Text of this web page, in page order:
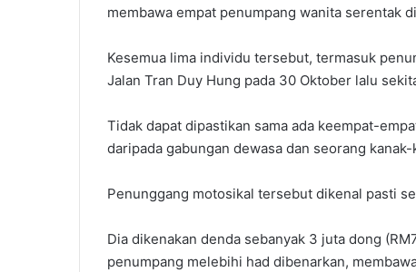
membawa empat penumpang wanita serentak
Kesemua lima individu tersebut, termasuk
Jalan Tran Duy Hung pada 30 Oktober lalu
Tidak dapat dipastikan sama ada keempat-
daripada gabungan dewasa dan seorang kanak-
Penunggang motosikal tersebut dikenal pasti
Dia dikenakan denda sebanyak 3 juta dong
penumpang melebihi had dibenarkan,